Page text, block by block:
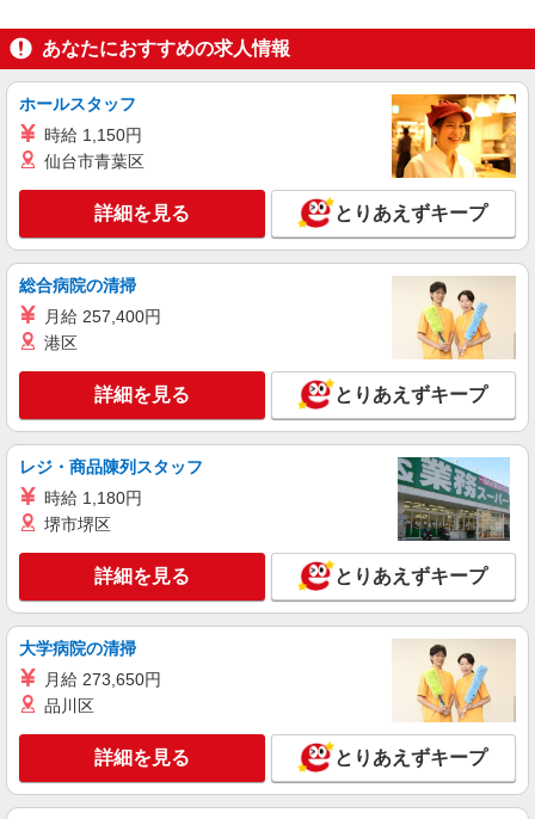
あなたにおすすめの求人情報
ホールスタッフ
時給 1,150円
仙台市青葉区
詳細を見る とりあえずキープ
総合病院の清掃
月給 257,400円
港区
詳細を見る とりあえずキープ
レジ・商品陳列スタッフ
時給 1,180円
堺市堺区
詳細を見る とりあえずキープ
大学病院の清掃
月給 273,650円
品川区
詳細を見る とりあえずキープ